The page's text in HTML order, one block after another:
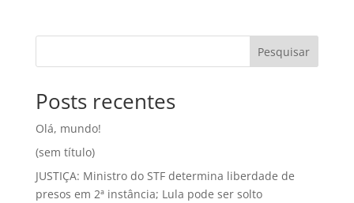
Pesquisar
Posts recentes
Olá, mundo!
(sem título)
JUSTIÇA: Ministro do STF determina liberdade de
presos em 2ª instância; Lula pode ser solto